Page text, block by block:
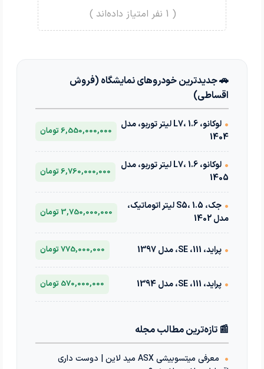
(
1 نفر امتیاز داده‌اند )
🚗 جدیدترین خودروهای نمایشگاه (فروش
اقساطی)
•
لوکانو، L7، 1.6 لیتر توربو، مدل
1404
6,550,000,000 تومان
•
لوکانو، L7، 1.6 لیتر توربو، مدل
1405
6,760,000,000 تومان
•
جک، S5، 1.5 لیتر اتوماتیک،
مدل 1402
3,750,000,000 تومان
• پراید، 111، SE، مدل 1397 775,000,000 تومان
• پراید، 111، SE، مدل 1394 570,000,000 تومان
📰 تازه‌ترین مطالب مجله
•
معرفی میتسوبیشی ASX مید لاین | دوست داری